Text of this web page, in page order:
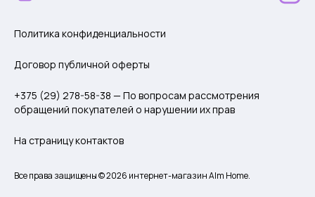
Политика конфиденциальности
Договор публичной оферты
+375 (29) 278-58-38 — По вопросам рассмотрения
обращений покупателей о нарушении их прав
На страницу контактов
Все права защищены © 2026 интернет-магазин Alm Home.